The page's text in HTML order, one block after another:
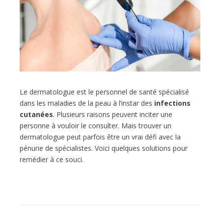
Le dermatologue est le personnel de santé spécialisé
dans les maladies de la peau à l’instar des infections
cutanées. Plusieurs raisons peuvent inciter une
personne à vouloir le consulter. Mais trouver un
dermatologue peut parfois être un vrai défi avec la
pénurie de spécialistes. Voici quelques solutions pour
remédier à ce souci.